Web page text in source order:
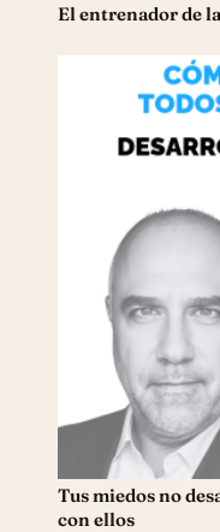
El entrenador de
Tus miedos no
con ellos